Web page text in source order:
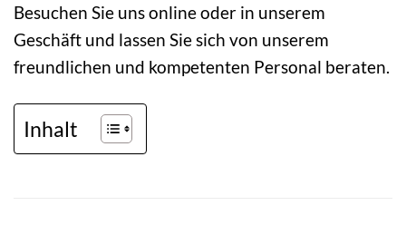
Besuchen Sie uns online oder in unserem
Geschäft und lassen Sie sich von unserem
freundlichen und kompetenten Personal beraten.
Inhalt